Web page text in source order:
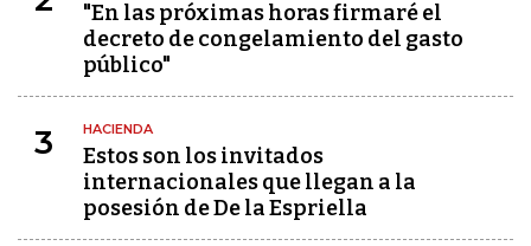
"En las próximas horas firmaré el
decreto de congelamiento del gasto
público"
3 HACIENDA
Estos son los invitados
internacionales que llegan a la
posesión de De la Espriella